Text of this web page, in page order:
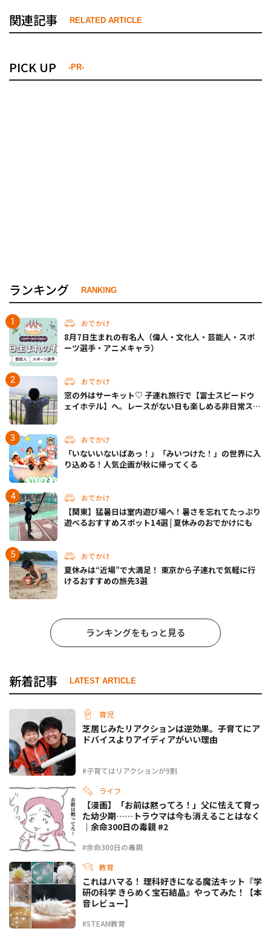
関連記事 RELATED ARTICLE
PICK UP -PR-
ランキング RANKING
おでかけ
8月7日生まれの有名人（偉人・文化人・芸能人・スポ
ーツ選手・アニメキャラ）
おでかけ
窓の外はサーキット♡ 子連れ旅行で【富士スピードウ
ェイホテル】へ。レースがない日も楽しめる非日常ステ
おでかけ
「いないいないばあっ！」「みいつけた！」の世界に入
り込める！人気企画が秋に帰ってくる
おでかけ
【関東】猛暑日は室内遊び場へ！暑さを忘れてたっぷり
遊べるおすすめスポット14選 | 夏休みのおでかけにも
おでかけ
夏休みは“近場”で大満足！ 東京から子連れで気軽に行
けるおすすめの旅先3選
ランキングをもっと見る
新着記事 LATEST ARTICLE
育児
#子育てはリアクションが9割
芝居じみたリアクションは逆効果。子育てにア
ドバイスよりアイディアがいい理由
ライフ
#余命300日の毒親
【漫画】「お前は黙ってろ！」父に怯えて育っ
た幼少期……トラウマは今も消えることはなく
｜余命300日の毒親 #2
教育
#STEAM教育
これはハマる！ 理科好きになる魔法キット『学
研の科学 きらめく宝石結晶』やってみた！【本
音レビュー】